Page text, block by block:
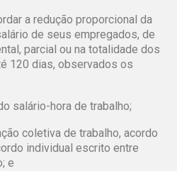
a redução proporcional da
de seus empregados, de
parcial ou na totalidade dos
120 dias, observados os
salário-hora de trabalho;
coletiva de trabalho, acordo
individual escrito entre
e